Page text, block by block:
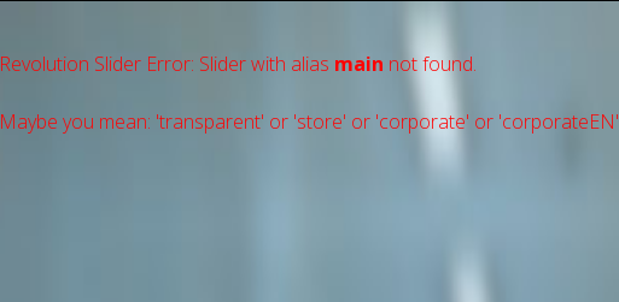
Revolution Slider Error: Slider with alias main not found.
Maybe you mean: 'transparent' or 'store' or 'сorporate' or 'corporateEN'